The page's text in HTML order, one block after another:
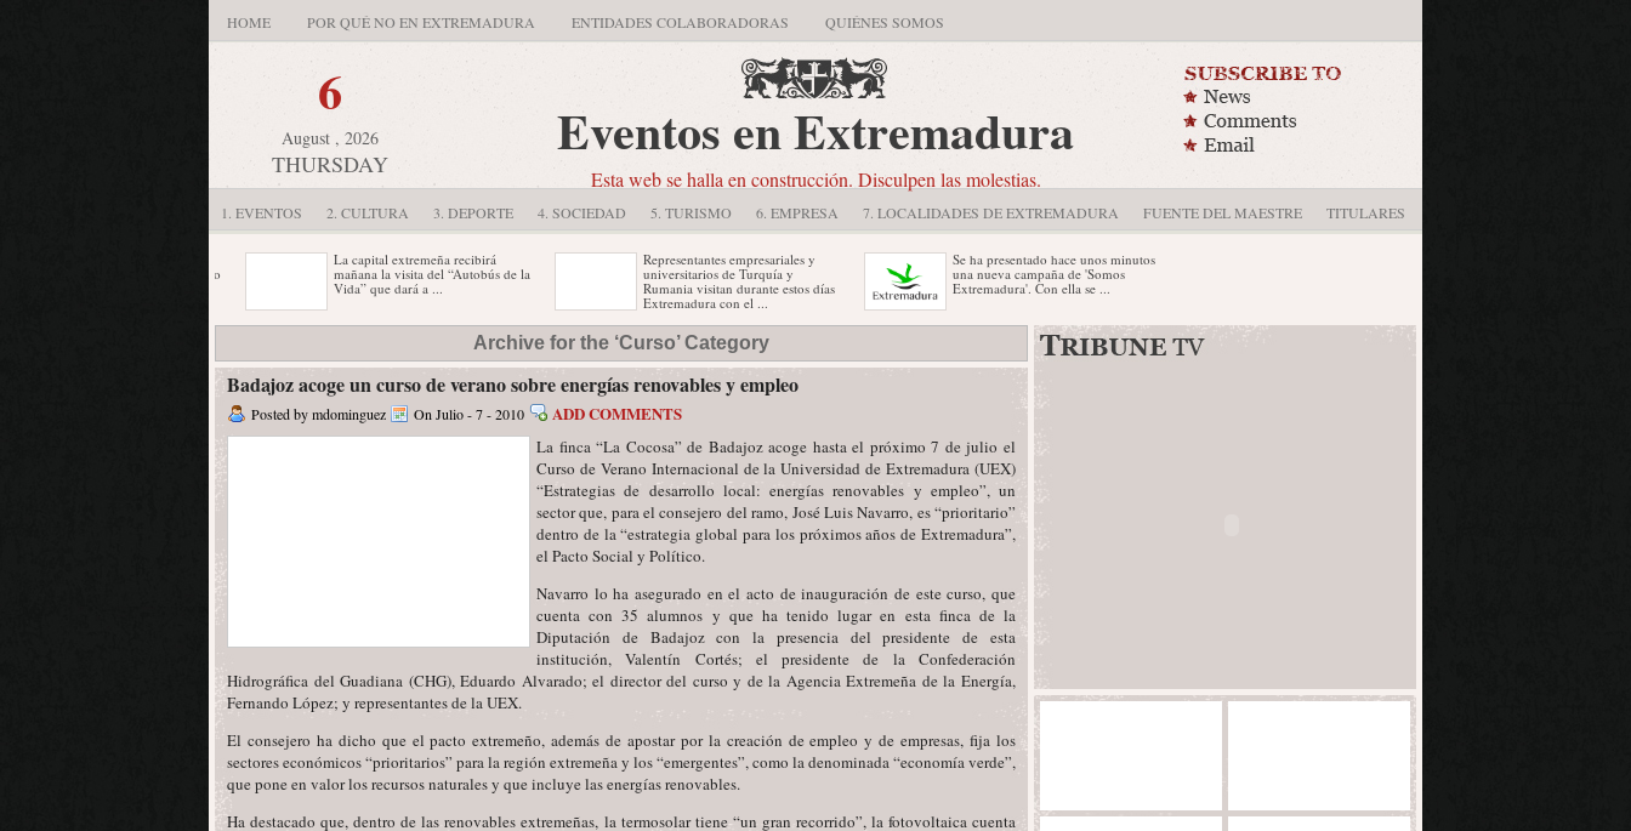
HOME POR QUÉ NO EN EXTREMADURA ENTIDADES COLABORADORAS QUIÉNES SOMOS
6
August , 2026
THURSDAY Eventos en Extremadura
Esta web se halla en construcción. Disculpen las molestias.
1. EVENTOS 2. CULTURA 3. DEPORTE 4. SOCIEDAD 5. TURISMO 6. EMPRESA 7. LOCALIDADES DE EXTREMADURA FUENTE DEL MAESTRE TITULARES
La capital extremeña recibirá
mañana la visita del “Autobús de la
Vida” que dará a ...
Representantes empresariales y
universitarios de Turquía y
Rumania visitan durante estos días
Extremadura con el ...
Se ha presentado hace unos minutos
una nueva campaña de 'Somos
Extremadura'. Con ella se ...
Estarán en la presentación oficial,
cantantes Gisela y Elena ...
Aldeanueva del Puente acogió ayer
una conferencia sobre patrimonio
del historiador y etnógrafo leonés
Joaquín ...
La histórica ciudad de Mérida
rememoró hoy su glorioso pasado,
cuando Emérita Augusta, la capital
...
Archive for the ‘Curso’ Category
Badajoz acoge un curso de verano sobre energías renovables y empleo
Posted by mdominguez On Julio - 7 - 2010 ADD COMMENTS
La finca “La Cocosa” de Badajoz acoge hasta el próximo 7 de julio el
Curso de Verano Internacional de la Universidad de Extremadura (UEX)
“Estrategias de desarrollo local: energías renovables y empleo”, un
sector que, para el consejero del ramo, José Luis Navarro, es “prioritario”
dentro de la “estrategia global para los próximos años de Extremadura”,
el Pacto Social y Político.
Navarro lo ha asegurado en el acto de inauguración de este curso, que
cuenta con 35 alumnos y que ha tenido lugar en esta finca de la
Diputación de Badajoz con la presencia del presidente de esta
institución, Valentín Cortés; el presidente de la Confederación
Hidrográfica del Guadiana (CHG), Eduardo Alvarado; el director del curso y de la Agencia Extremeña de la Energía,
Fernando López; y representantes de la UEX.
El consejero ha dicho que el pacto extremeño, además de apostar por la creación de empleo y de empresas, fija los
sectores económicos “prioritarios” para la región extremeña y los “emergentes”, como la denominada “economía verde”,
que pone en valor los recursos naturales y que incluye las energías renovables.
Ha destacado que, dentro de las renovables extremeñas, la termosolar tiene “un gran recorrido”, la fotovoltaica cuenta